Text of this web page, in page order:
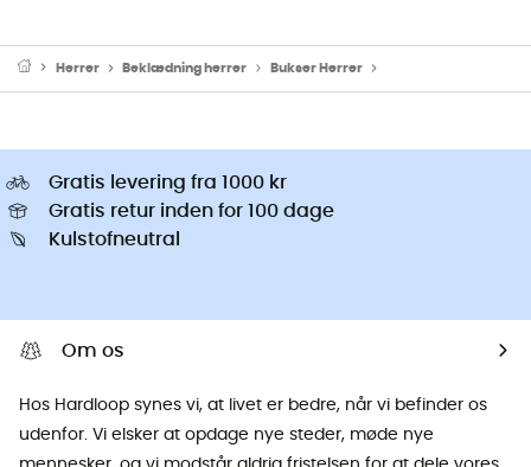
Herrer Beklædning herrer Bukser Herrer
Gratis levering fra 1000 kr
Gratis retur inden for 100 dage
Kulstofneutral
Om os
Hos Hardloop synes vi, at livet er bedre, når vi befinder os
udenfor. Vi elsker at opdage nye steder, møde nye